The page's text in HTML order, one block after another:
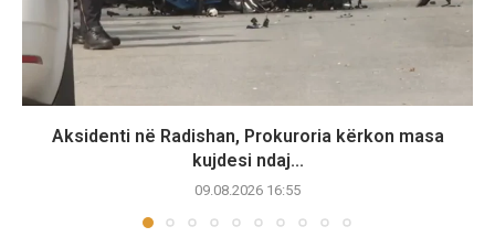
Aksidenti në Radishan, Prokuroria kërkon masa
kujdesi ndaj...
09.08.2026 16:55